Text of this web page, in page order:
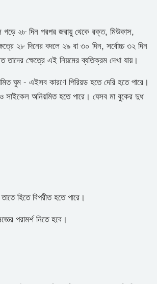
গড়ে ২৮ দিন পরপর জরায়ু থেকে রক্ত, মিউকাস,
২৮ দিনের বদলে ২৯ বা ৩০ দিন, সর্বোচ্চ ৩২ দিন
তাদের ক্ষেত্রে এই নিয়মের ব্যতিক্রম দেখা যায়।
ঘুম - এইসব কারণে পিরিয়ড হতে দেরি হতে পারে।
অনিয়মিত হতে পারে। যেসব মা বুকের দুধ
হিতে বিপরীত হতে পারে।
পরামর্শ নিতে হবে।